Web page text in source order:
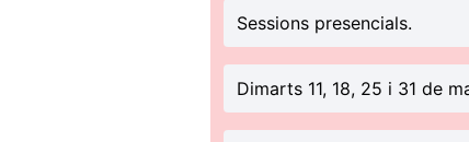
Sessions presencials.
Dimarts 11, 18, 25 i 31 de